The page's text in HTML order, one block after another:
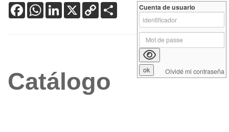
FacebookWhatsApp
LinkedIn
X Copy
Link
Catálogo
Cuenta de usuario
Olvidé mi contraseña